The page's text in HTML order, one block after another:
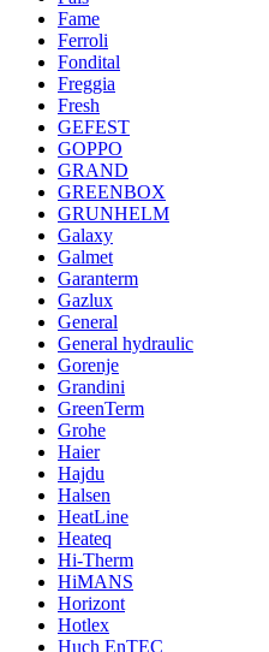
Fame
Ferroli
Fondital
Freggia
Fresh
GEFEST
GOPPO
GRAND
GREENBOX
GRUNHELM
Galaxy
Galmet
Garanterm
Gazlux
General
General hydraulic
Gorenje
Grandini
GreenTerm
Grohe
Haier
Hajdu
Halsen
HeatLine
Heateq
Hi-Therm
HiMANS
Horizont
Hotlex
Huch EnTEC